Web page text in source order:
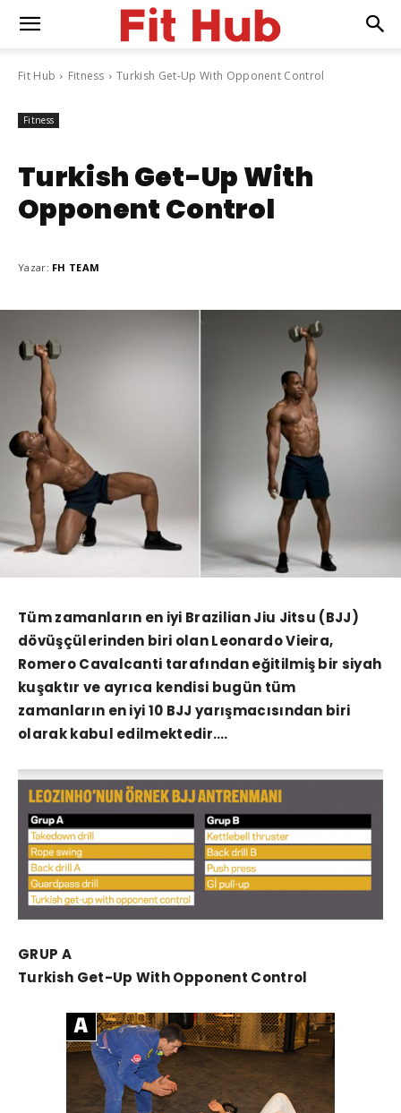
Fit Hub Fitness Turkish Get-Up With Opponent Control
Fitness
Turkish Get-Up With
Opponent Control
Yazar: FH TEAM
Tüm zamanların en iyi Brazilian Jiu Jitsu (BJJ)
dövüşçülerinden biri olan Leonardo Vieira,
Romero Cavalcanti tarafından eğitilmiş bir siyah
kuşaktır ve ayrıca kendisi bugün tüm
zamanların en iyi 10 BJJ yarışmacısından biri
olarak kabul edilmektedir….
GRUP A
Turkish Get-Up With Opponent Control